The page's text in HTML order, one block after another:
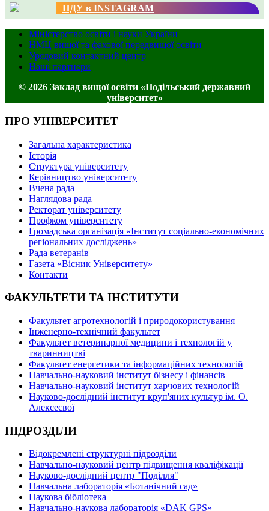
ПДУ в INSTAGRAM
Міністерство освіти і науки України
НМЦ вищої та фахової передвищої освіти
Урядовий контактний центр
Наші партнери
© 2026 Заклад вищої освіти «Подільський державний
університет»
ПРО УНІВЕРСИТЕТ
Загальна характеристика
Історія
Структура університету
Керівництво університету
Вчена рада
Наглядова рада
Ректорат університету
Профком університету
Громадська організація «Інститут соціально-економічних
регіональних досліджень»
Рада ветеранів
Газета «Вісник Університету»
Контакти
ФАКУЛЬТЕТИ ТА ІНСТИТУТИ
Факультет агротехнологій і природокористування
Інженерно-технічний факультет
Факультет ветеринарної медицини і технологій у
тваринництві
Факультет енергетики та інформаційних технологій
Навчально-науковий інститут бізнесу і фінансів
Навчально-науковий інститут харчових технологій
Науково-дослідний інститут круп'яних культур ім. О.
Алексеєвої
ПІДРОЗДІЛИ
Відокремлені структурні підрозділи
Навчально-науковий центр підвищення кваліфікації
Науково-дослідний центр "Поділля"
Навчальна лабораторія «Ботанічний сад»
Наукова бібліотека
Навчально-наукова лабораторія «DAK GPS»